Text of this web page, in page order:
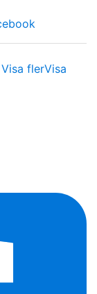
Visa flerVisa